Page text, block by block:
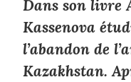
Dans son livre
Kassenova
l’abandon de
Kazakhstan.